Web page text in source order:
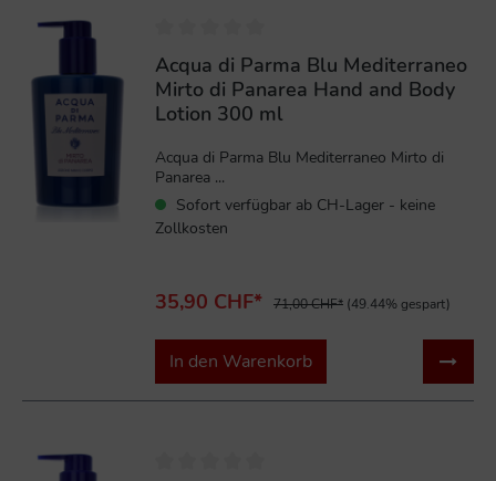
Acqua di Parma Blu Mediterraneo
Mirto di Panarea Hand and Body
Lotion 300 ml
Acqua di Parma Blu Mediterraneo Mirto di
Panarea ...
Sofort verfügbar ab CH-Lager - keine
Zollkosten
35,90 CHF* 71,00 CHF* (49.44% gespart)
In den Warenkorb